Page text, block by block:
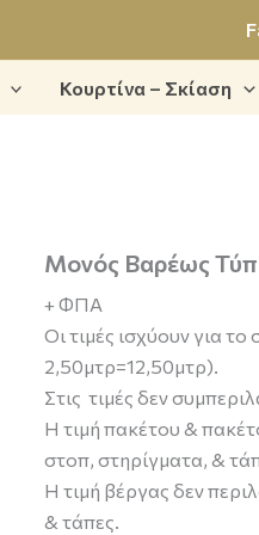
Κουρτίνα – Σκίαση
Μονός Βαρέως
+ ΦΠΑ
Οι τιμές ισχύουν για
2,50μτρ=12,50μτρ).
Στις τιμές δεν
Η τιμή πακέτου &
στοπ, στηρίγματα, &
Η τιμή βέργας δεν
& τάπες.
Μονός
Τύπου
ποσότητα